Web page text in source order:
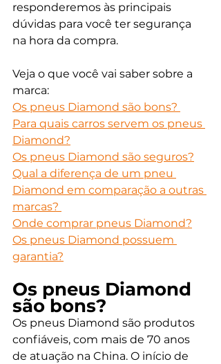
responderemos às principais
dúvidas para você ter segurança
na hora da compra.
Veja o que você vai saber sobre a
marca:
Os pneus Diamond são bons?
Para quais carros servem os pneus
Diamond?
Os pneus Diamond são seguros?
Qual a diferença de um pneu
Diamond em comparação a outras
marcas?
Onde comprar pneus Diamond?
Os pneus Diamond possuem
garantia?
Os pneus Diamond
são bons?
Os pneus Diamond são produtos
confiáveis, com mais de 70 anos
de atuação na China. O início de